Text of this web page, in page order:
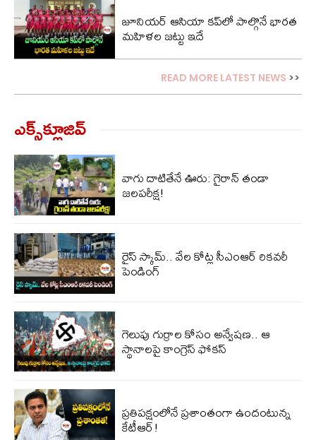
జూనియర్ ఆసియా కప్‌లో పాల్గొనే భారత
మహిళల జట్టు ఇదే
READ MORE LATEST NEWS >>
ఎక్స్‌క్లూజివ్‌
వాగు దాటితేనే ఊరు: గైరాన్ తండా
జలపరీక్ష!
రైస్ స్కామ్.. వేల కోట్ల‌ సీఎంఆర్ రికవరీ
పెండింగ్
గెలుపు గుర్రాల కోసం అన్వేషణ.. ఆ
స్థానాలపై కాంగ్రెస్ ఫోకస్
ప్ర‌తిప‌క్షంలోనే ప్ర‌శాంతంగా ఉందంటున్న
కేటీఆర్!